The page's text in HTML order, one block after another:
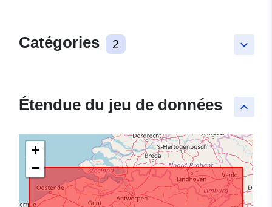
keyboard_arrow_down
Catégories 2
keyboard_arrow_up
Étendue du jeu de données
+
−